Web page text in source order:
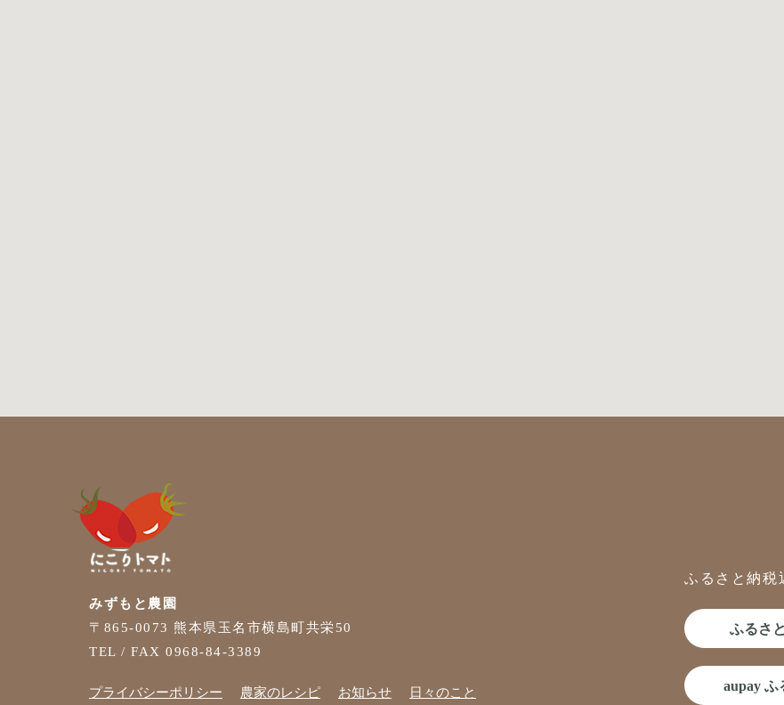
みずもと農園
〒865-0073 熊本県玉名市横島町共栄50
TEL / FAX 0968-84-3389
プライバシーポリシー 農家のレシピ お知らせ 日々のこと
ふるさと納税
ふるさ
aupay ふ